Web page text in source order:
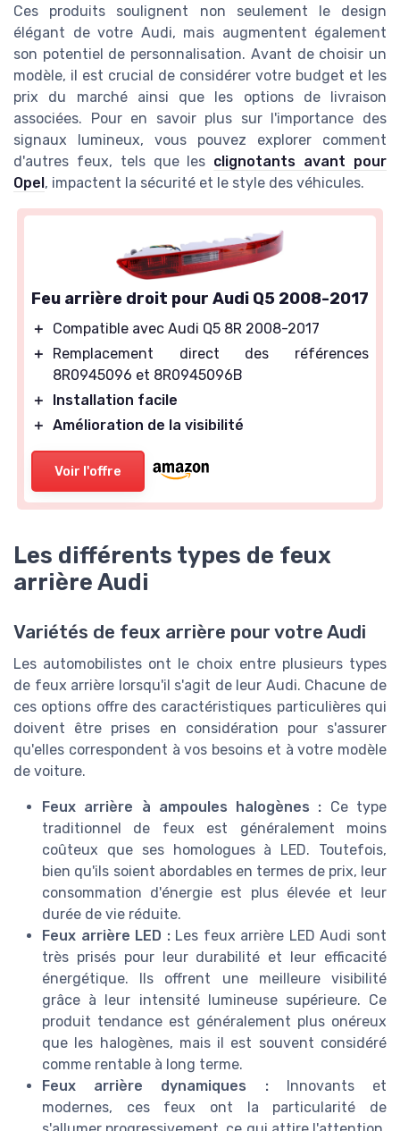
Ces produits soulignent non seulement le design
élégant de votre Audi, mais augmentent également
son potentiel de personnalisation. Avant de choisir un
modèle, il est crucial de considérer votre budget et les
prix du marché ainsi que les options de livraison
associées. Pour en savoir plus sur l'importance des
signaux lumineux, vous pouvez explorer comment
d'autres feux, tels que les clignotants avant pour
Opel, impactent la sécurité et le style des véhicules.
Feu arrière droit pour Audi Q5 2008-2017
＋
Compatible avec Audi Q5 8R 2008-2017
＋
Remplacement direct des références
8R0945096 et 8R0945096B
＋
Installation facile
＋ Amélioration de la visibilité
Voir l'offre
Les différents types de feux
arrière Audi
Variétés de feux arrière pour votre Audi
Les automobilistes ont le choix entre plusieurs types
de feux arrière lorsqu'il s'agit de leur Audi. Chacune de
ces options offre des caractéristiques particulières qui
doivent être prises en considération pour s'assurer
qu'elles correspondent à vos besoins et à votre modèle
de voiture.
Feux arrière à ampoules halogènes : Ce type
traditionnel de feux est généralement moins
coûteux que ses homologues à LED. Toutefois,
bien qu'ils soient abordables en termes de prix, leur
consommation d'énergie est plus élevée et leur
durée de vie réduite.
Feux arrière LED :Les feux arrière LED Audi sont
très prisés pour leur durabilité et leur efficacité
énergétique. Ils offrent une meilleure visibilité
grâce à leur intensité lumineuse supérieure. Ce
produit tendance est généralement plus onéreux
que les halogènes, mais il est souvent considéré
comme rentable à long terme.
Feux arrière dynamiques :Innovants et
modernes, ces feux ont la particularité de